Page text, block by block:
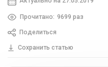
Прочитано: 9699 раз
Поделиться
Сохранить статью